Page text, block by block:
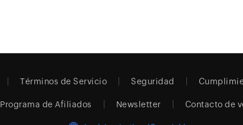
Términos de Servicio Seguridad
Programa de Afiliados Newsletter Contacto de